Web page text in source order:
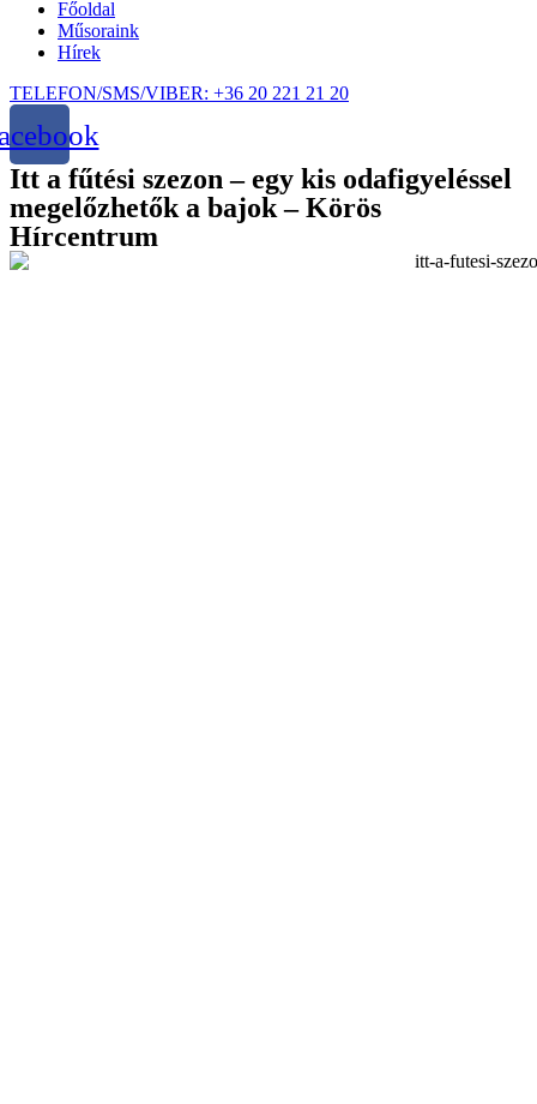
Főoldal
Műsoraink
Hírek
TELEFON/SMS/VIBER: +36 20 221 21 20
Itt a fűtési szezon – egy kis odafigyeléssel
megelőzhetők a bajok – Körös
Hírcentrum